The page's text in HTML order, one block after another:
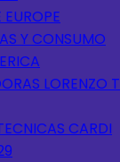
EUROPE
Y CONSUMO
LORENZO
CARDI